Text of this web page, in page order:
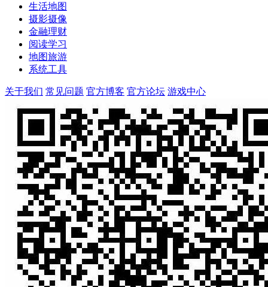
生活地图
摄影摄像
金融理财
阅读学习
地图旅游
系统工具
关于我们 常见问题 官方博客 官方论坛 游戏中心